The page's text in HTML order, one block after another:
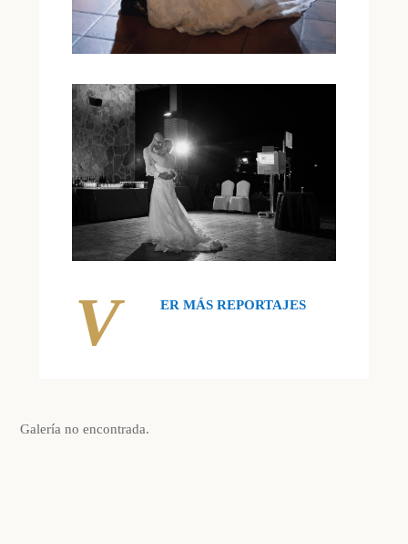
V ER MÁS REPORTAJES
Galería no encontrada.